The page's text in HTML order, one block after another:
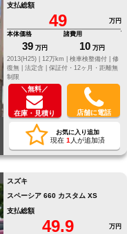
支払総額
49
万円
本体価格
39 万円
諸費用
10 万円
2013(H25) |
12万km | 検車検整備付 | 修
復無 | 法定含 | 保証付・12ヶ月・距離無
制限
＼無料／
在庫・見積り 店舗に電話
お気に入り追加
現在 1 人が追加済
スズキ
スペーシア 660 カスタム XS
支払総額
49.9 万円